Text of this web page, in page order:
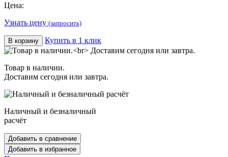
Цена:
Узнать цену (запросить)
В корзину Купить в 1 клик
Товар в наличии.
Доставим сегодня или завтра.
Наличный и безналичный
расчёт
Добавить в сравнение
Добавить в избранное